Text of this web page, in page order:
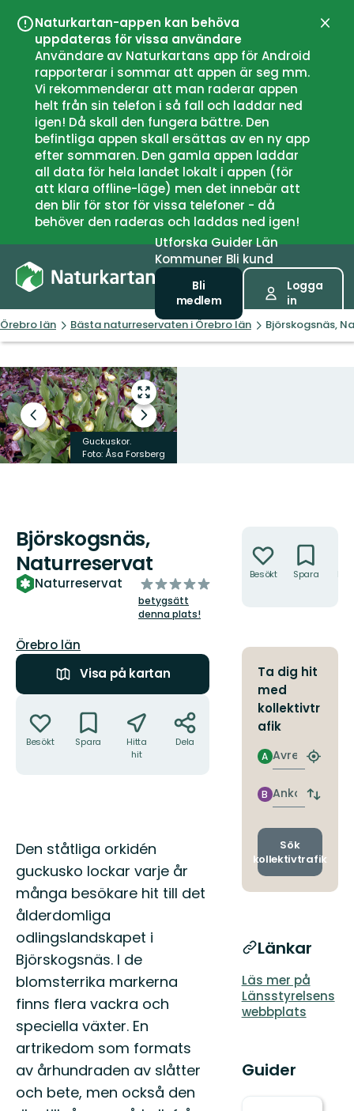
Naturkartan-appen kan behöva
uppdateras för vissa användare
Användare av Naturkartans app för Android
rapporterar i sommar att appen är seg mm.
Vi rekommenderar att man raderar appen
helt från sin telefon i så fall och laddar ned
igen! Då skall den fungera bättre. Den
befintliga appen skall ersättas av en ny app
efter sommaren. Den gamla appen laddar
all data för hela landet lokalt i appen (för
att klara offline-läge) men det innebär att
den blir för stor för vissa telefoner - då
behöver den raderas och laddas ned igen!
UtforskaGuiderLän
Kommuner Bli kund
Bli
medlem
Logga
in
Örebro län Bästa naturreservaten i Örebro län Björskogsnäs,
Gå
till
helskärmsläge
Föregående
bild
Nästa
bildspel
Guckuskor.
Foto: Åsa Forsberg
Björskogsnäs,
Naturreservat
Naturreservat
av
5
stjärnor
betygsätt
denna plats!
Län:
Örebro län
Visa på kartan
Besökt Spara
Hitta
hit
Dela
Beskrivning
Den ståtliga orkidén
guckusko lockar varje år
många besökare hit till det
ålderdomliga
odlingslandskapet i
Björskogsnäs. I de
blomsterrika markerna
finns flera vackra och
speciella växter. En
artrikedom som formats
av århundraden av slåtter
och bete, men också den
Besökt Spara
Ta dig hit
med
kollektivtr
afik
Avresa
A
Hitta
Ankomst
B
Byt
och
Sök
kollektivtrafik
Länkar
Läs mer på
Länsstyrelsens
webbplats
Guider